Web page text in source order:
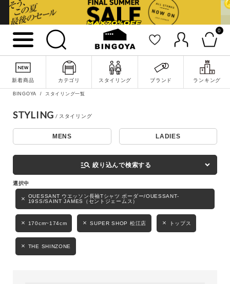
0
新着商品 カテゴリ スタイリング ブランド ランキング
詳細検索
キーワード
性別
BINGOYA スタイリング一覧
STYLING
MENS LADIES
manage_search 絞り込んで検索する
OUESSANT ウエッソン長袖Tシャツ ボーダー/OUESSANT-
19SS/SAINT JAMES（セントジェームス）
170cm~174cm SUPER SHOP 松江店 トップス
THE SHINZONE